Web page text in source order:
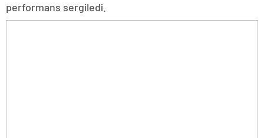
performans sergiledi.